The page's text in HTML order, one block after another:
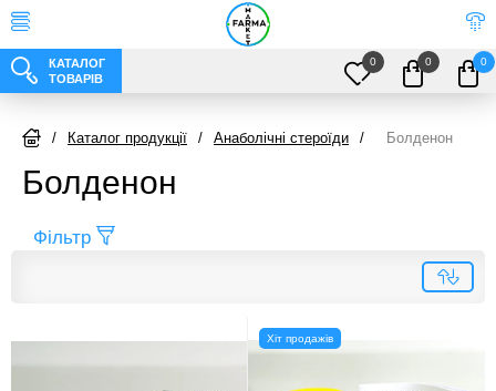
КАТАЛОГ
ТОВАРІВ
0 0 0
/ Каталог продукції / Анаболічні стероїди / Болденон
Болденон
Фільтр
Хіт продажів